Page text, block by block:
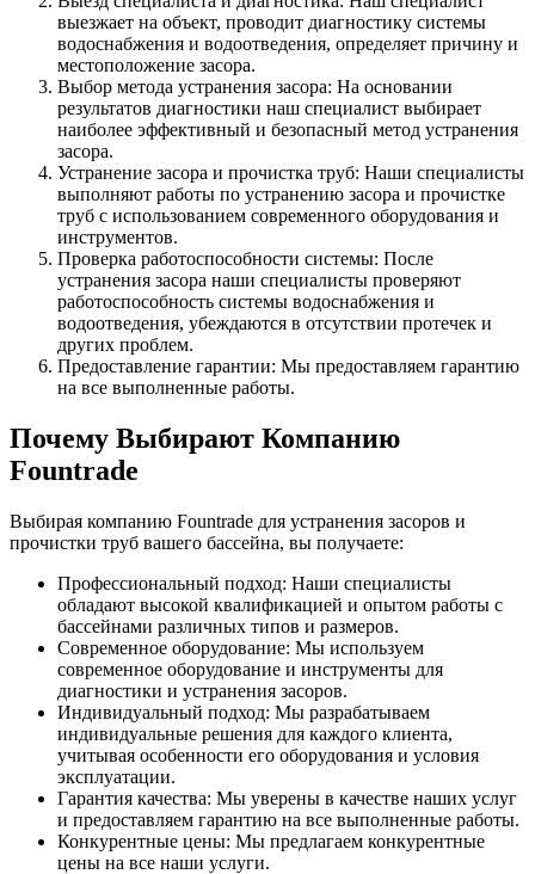
выезжает на объект, проводит диагностику системы
водоснабжения и водоотведения, определяет причину и
местоположение засора.
Выбор метода устранения засора: На основании
результатов диагностики наш специалист выбирает
наиболее эффективный и безопасный метод устранения
засора.
Устранение засора и прочистка труб: Наши специалисты
выполняют работы по устранению засора и прочистке
труб с использованием современного оборудования и
инструментов.
Проверка работоспособности системы: После
устранения засора наши специалисты проверяют
работоспособность системы водоснабжения и
водоотведения, убеждаются в отсутствии протечек и
других проблем.
Предоставление гарантии: Мы предоставляем гарантию
на все выполненные работы.
Почему Выбирают Компанию
Fountrade
Выбирая компанию Fountrade для устранения засоров и
прочистки труб вашего бассейна, вы получаете:
Профессиональный подход: Наши специалисты
обладают высокой квалификацией и опытом работы с
бассейнами различных типов и размеров.
Современное оборудование: Мы используем
современное оборудование и инструменты для
диагностики и устранения засоров.
Индивидуальный подход: Мы разрабатываем
индивидуальные решения для каждого клиента,
учитывая особенности его оборудования и условия
эксплуатации.
Гарантия качества: Мы уверены в качестве наших услуг
и предоставляем гарантию на все выполненные работы.
Конкурентные цены: Мы предлагаем конкурентные
цены на все наши услуги.